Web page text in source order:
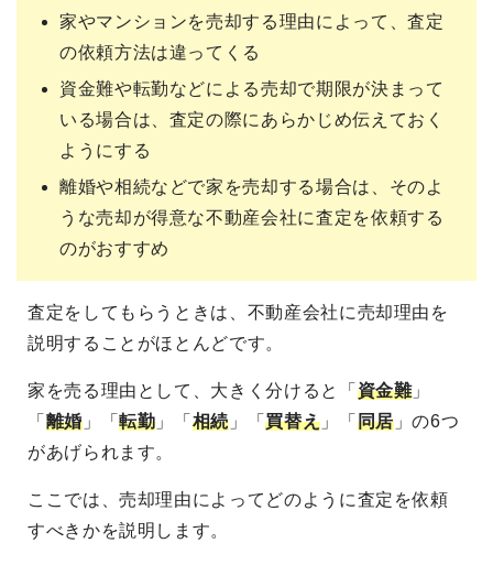
家やマンションを売却する理由によって、査定
の依頼方法は違ってくる
資金難や転勤などによる売却で期限が決まって
いる場合は、査定の際にあらかじめ伝えておく
ようにする
離婚や相続などで家を売却する場合は、そのよ
うな売却が得意な不動産会社に査定を依頼する
のがおすすめ
査定をしてもらうときは、不動産会社に売却理由を
説明することがほとんどです。
家を売る理由として、大きく分けると「 資金難」
「 離婚」「転勤 」「 相続 」「買替え 」「 同居」の6つ
があげられます。
ここでは、売却理由によってどのように査定を依頼
すべきかを説明します。